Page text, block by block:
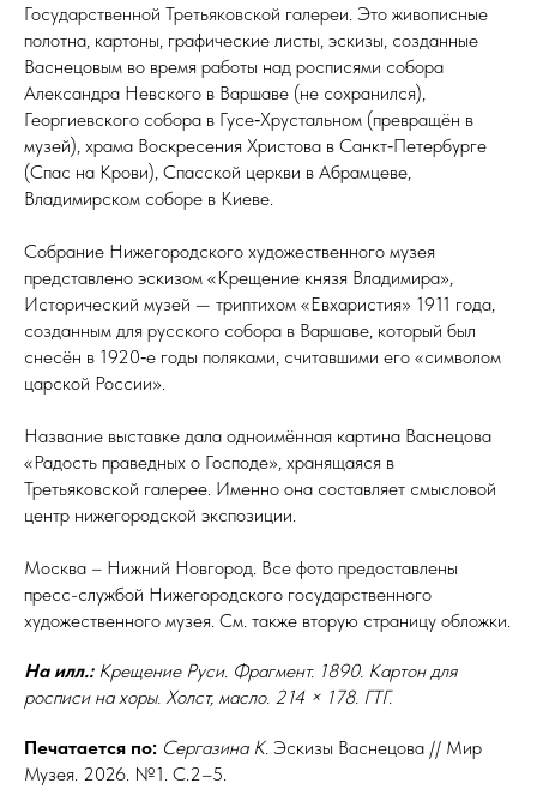
Государственной Третьяковской галереи. Это живописные
полотна, картоны, графические листы, эскизы, созданные
Васнецовым во время работы над росписями собора
Александра Невского в Варшаве (не сохранился),
Георгиевского собора в Гусе‑Хрустальном (превращён в
музей), храма Воскресения Христова в Санкт‑Петербурге
(Спас на Крови), Спасской церкви в Абрамцеве,
Владимирском соборе в ­Киеве.
Собрание Нижегородского художественного музея
представлено эскизом «Крещение князя Владимира»,
Исторический музей — триптихом «Евхаристия» 1911 го­да,
созданным для русского собора в Варшаве, который был
снесён в 1920‑е годы поляками, считавшими его «символом
царской России».
Название выставке дала одноимённая картина Васнецова
«Радость праведных о Господе», хранящаяся в
Третьяковской галерее. Именно она составляет смысловой
центр нижегородской экспозиции.
Москва – Нижний Новгород. Все фото предоставлены
пресс-службой Нижегородского государственного
художественного музея. См. также вторую страницу ­обложки.
На илл.: Крещение Руси. Фрагмент. 1890. Картон для
росписи на хоры. Холст, масло. 214 × 178. ГТГ.
Печатается по: Сергазина К. Эскизы Васнецова // Мир
Музея. 2026. №1. С.2–5.